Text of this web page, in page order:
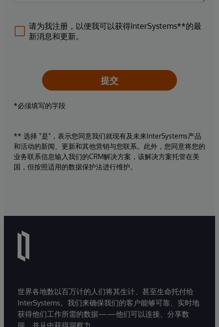
请为我注册，以便我可以获得InterSystems**的最
新消息和更新。
提交
*必须填写的字段
** 选择 "是"，表示您同意我们就现有及未来InterSystems产品
和活动的新闻、更新和其他营销与您联系。此外，您同意将您的
业务联系信息输入我们的CRM解决方案，该解决方案托管在美
国，但按照适用的数据保护法进行维护。
世界各地数以百万计的人们将其生计、甚至生命托付给
InterSystems。我们来确保我们的客户能够可靠、实时地
获得他们工作所需的数据——他们可以连接、分享数